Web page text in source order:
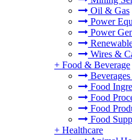
Oil & Gas
Power
Power
Wires &
+ Food & Beverage
Food
Food
Food
Food
+ Healthcare